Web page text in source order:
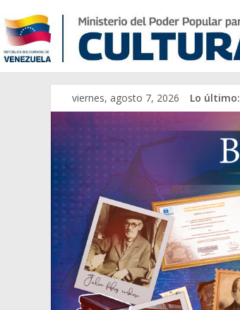
viernes, agosto 7, 2026 Lo último: